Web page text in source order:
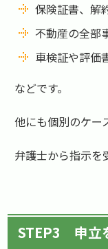
保険証書、解
不動産の全部
車検証や評価
などです。
他にも個別のケー
弁護士から指示を
STEP3 申立